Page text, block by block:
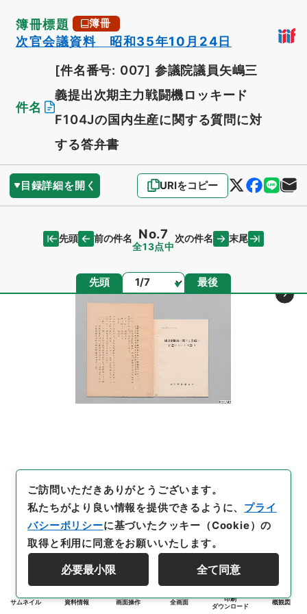
簿冊標題 簿冊
次官会議資料 昭和35年10月24日
件名
[件名番号: 007] 参議院議員矢嶋三
義提出次期主力戦闘機ロッキード
F104Jの国内生産に関する質問に対
する答弁書
目録詳細を開く URIをコピー
先頭 前の件名 No.7
全13点中
次の件名 末尾
先頭 ページ 最後
サムネイル 資料情報 画面操作 全画面
印刷
ダウンロード
概観図
ご訪問いただきありがとうございます。
私たちがより良い情報を提供できるように、 プライ
バシーポリシーに基づいたクッキー（Cookie）の
取得と利用に同意をお願いいたします。
必要最小限 全て同意